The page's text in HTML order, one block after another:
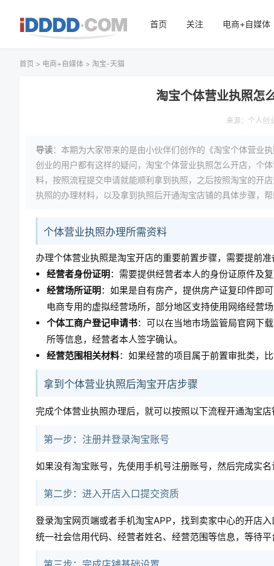
首页 关注 电商+自媒体
首页 > 电商+自媒体 > 淘宝-天猫
淘宝个体营业执照怎
来源： 个人创
导读：本期为大家带来的是由小伙伴们创作的《淘宝个体营业
创业的用户都有这样的疑问，淘宝个体营业执照怎么开店，个
料，按照流程提交申请就能顺利拿到执照，之后按照淘宝的开
执照的办理材料，以及拿到执照后开通淘宝店铺的具体步骤，
个体营业执照办理所需资料
办理个体营业执照是淘宝开店的重要前置步骤，需要提前准
经营者身份证明：需要提供经营者本人的身份证原件及
经营场所证明：如果是自有房产，提供房产证复印件即
电商专用的虚拟经营场所，部分地区支持使用网络经营
个体工商户登记申请书：可以在当地市场监管局官网下
所等信息，经营者本人签字确认。
经营范围相关材料：如果经营的项目属于前置审批类，
拿到个体营业执照后淘宝开店步骤
完成个体营业执照办理后，就可以按照以下流程开通淘宝店
第一步：注册并登录淘宝账号
如果没有淘宝账号，先使用手机号注册账号，然后完成实
第二步：进入开店入口提交资质
登录淘宝网页端或者手机淘宝APP，找到卖家中心的开店
统一社会信用代码、经营者姓名、经营范围等信息，等待平